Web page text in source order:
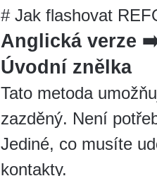
# Jak flashovat
Anglická verze
Úvodní znělka
Tato metoda
zazděný. Není
Jediné, co musíte
kontakty.